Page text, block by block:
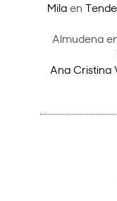
Mila en
Almudena
Ana Cristina